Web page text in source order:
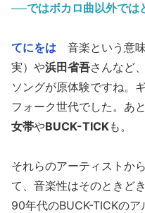
──ではボカロ曲以外では
てにをは 音楽という意味
実）や浜田省吾さんなど
ソングが原体験ですね。
フォーク世代でした。あ
女帯やBUCK-TICKも。
それらのアーティストか
て、音楽性はそのときど
90年代のBUCK-TICKの